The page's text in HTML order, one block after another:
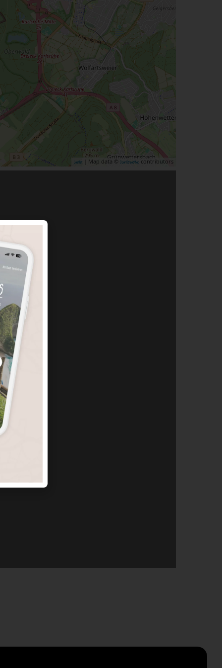
Leaflet| Map data © OpenStreetMapcontributors